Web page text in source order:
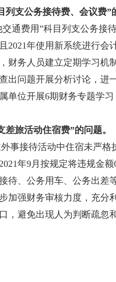
支公务接待费、会议费”
费用”科目列支公务接待
2021年使用新系统进行
财务人员建立定期学习机
出问题开展分析讨论，
单位开展6期财务专题学
旅活动住宿费”的问题。
接待活动中住宿未严格
年9月按规定将违规金
待、公务用车、公务出
加强财务审核力度，充
，避免出现人为判断疏忽